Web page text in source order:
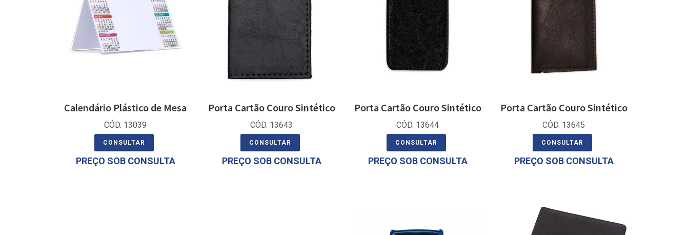
Calendário Plástico de Mesa
CÓD. 13039
CONSULTAR
PREÇO SOB CONSULTA
Porta Cartão Couro Sintético
CÓD. 13643
CONSULTAR
PREÇO SOB CONSULTA
Porta Cartão Couro Sintético
CÓD. 13644
CONSULTAR
PREÇO SOB CONSULTA
Porta Cartão Couro Sintético
CÓD. 13645
CONSULTAR
PREÇO SOB CONSULTA